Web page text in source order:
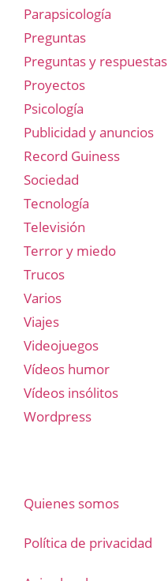
Parapsicología
Preguntas
Preguntas y respuestas
Proyectos
Psicología
Publicidad y anuncios
Record Guiness
Sociedad
Tecnología
Televisión
Terror y miedo
Trucos
Varios
Viajes
Videojuegos
Vídeos humor
Vídeos insólitos
Wordpress
Quienes somos
Política de privacidad